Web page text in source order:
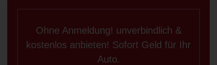
Ohne Anmeldung! unverbindlich &
kostenlos anbieten! Sofort Geld für Ihr
Auto.